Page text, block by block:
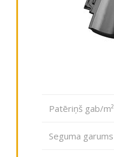
Patēriņš gab/m²
Seguma garums